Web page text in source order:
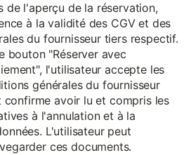
de l'aperçu de la réservation,
à la validité des CGV et des
du fournisseur tiers respectif.
bouton "Réserver avec
l'utilisateur accepte les
générales du fournisseur
avoir lu et compris les
à l'annulation et à la
L'utilisateur peut
ces documents.